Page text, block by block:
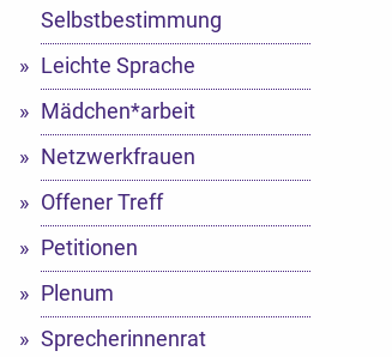
Selbstbestimmung
Leichte Sprache
Mädchen*arbeit
Netzwerkfrauen
Offener Treff
Petitionen
Plenum
Sprecherinnenrat